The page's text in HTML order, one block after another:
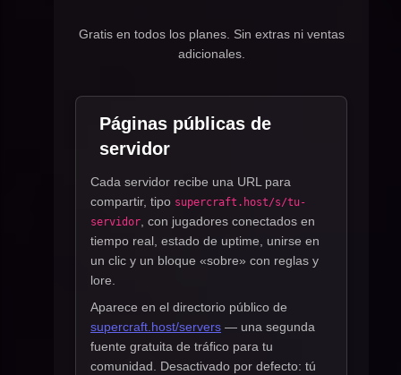
Gratis en todos los planes. Sin extras ni ventas
adicionales.
Páginas públicas de
servidor
Cada servidor recibe una URL para
compartir, tipo supercraft.host/s/tu-
servidor, con jugadores conectados en
tiempo real, estado de uptime, unirse en
un clic y un bloque «sobre» con reglas y
lore.
Aparece en el directorio público de
supercraft.host/servers — una segunda
fuente gratuita de tráfico para tu
comunidad. Desactivado por defecto: tú